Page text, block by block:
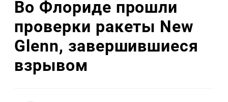
Во Флориде прошли
проверки ракеты New
Glenn, завершившиеся
взрывом